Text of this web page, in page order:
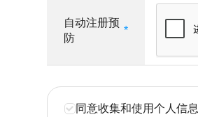
自动注册预
防
*
同意收集和使用个人信息